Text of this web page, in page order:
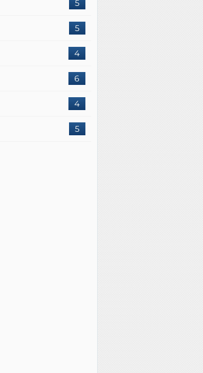
5
5
4
6
4
5